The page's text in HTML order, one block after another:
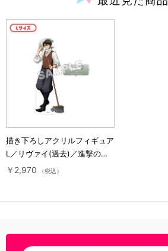
描き下ろしアクリルフィギュア
L／リヴァイ(過去)／進撃の巨
人 10 Years Journey
￥2,970 （税込）